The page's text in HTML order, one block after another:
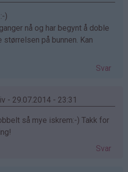
)
nå og har begynt å doble
på bunnen. Kan
Svar
- 29.07.2014 - 23:31
så mye iskrem:-) Takk for
Svar